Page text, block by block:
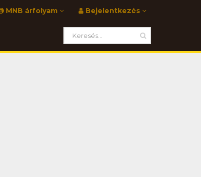
Bejelentkezés
MNB árfolyam